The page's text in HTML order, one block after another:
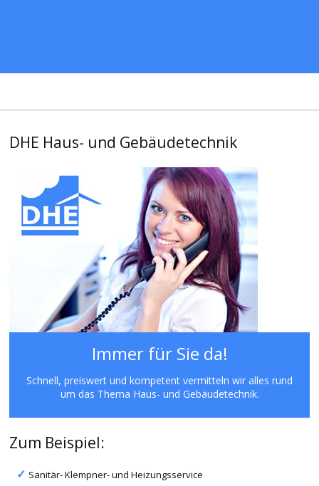
DHE Haus- und Gebäudetechnik
Immer für Sie da!
Schnell, preiswert und kompetent vermitteln wir alles rund
um das Thema Haus- und Gebäudetechnik.
Zum Beispiel:
Sanitär- Klempner- und Heizungsservice